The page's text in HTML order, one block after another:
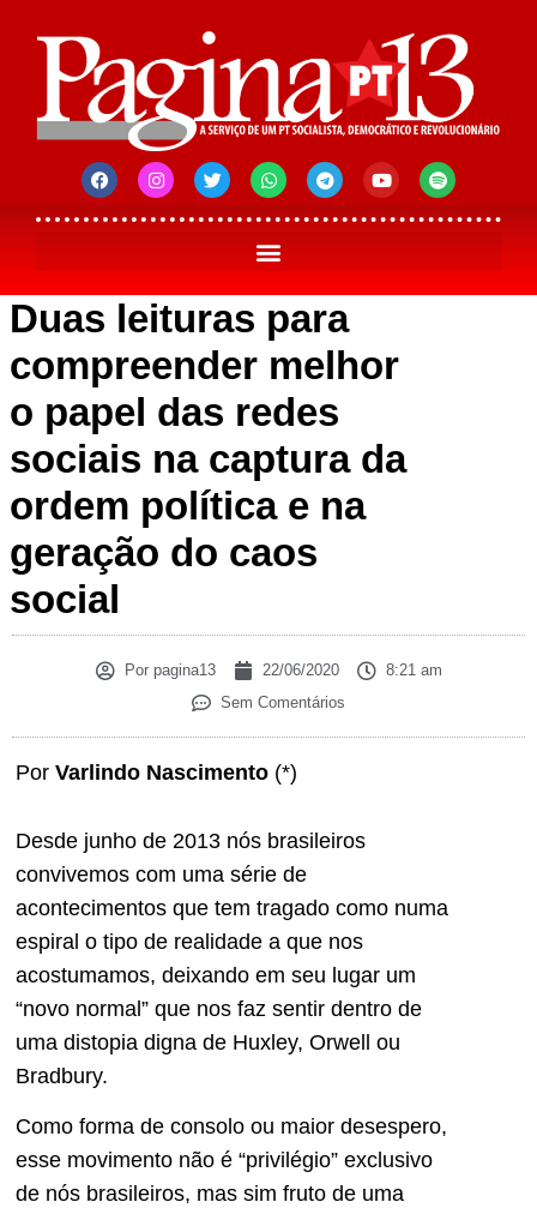
Duas leituras para
compreender melhor
o papel das redes
sociais na captura da
ordem política e na
geração do caos
social
Porpagina13 22/06/2020
8:21 am
Sem Comentários
Por Varlindo Nascimento (*)
Desde junho de 2013 nós brasileiros
convivemos com uma série de
acontecimentos que tem tragado como numa
espiral o tipo de realidade a que nos
acostumamos, deixando em seu lugar um
“novo normal” que nos faz sentir dentro de
uma distopia digna de Huxley, Orwell ou
Bradbury.
Como forma de consolo ou maior desespero,
esse movimento não é “privilégio” exclusivo
de nós brasileiros, mas sim fruto de uma